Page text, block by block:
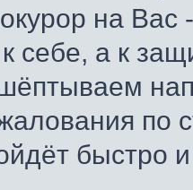
на Вас
себе, а к
по
быстро